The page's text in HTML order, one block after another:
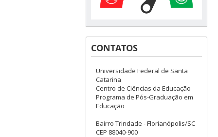
CONTATOS
Universidade Federal de Santa
Catarina
Centro de Ciências da Educação
Programa de Pós-Graduação em
Educação
Bairro Trindade - Florianópolis/SC
CEP 88040-900